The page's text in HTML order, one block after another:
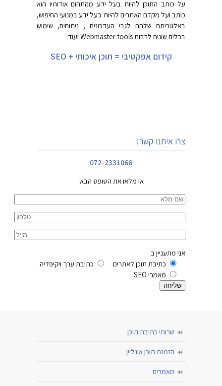
על כותב התוכן להיות בעל ידע מהתחום אודותיו הוא
כותב ועל מקדם האתרים להיות בעל ידע במנועי החיפוש,
באלגוריתם שלהם לגבי העדכונים , ניתוחים, שימוש
בכלים שונים לרבות Webmaster tools ועוד.
קידום אפקטיבי = תוכן איכותי + SEO
צרו איתנו קשר!
072-2331066
או מלאו את הטופס הבא:
אני מתעניין ב
כתיבת תוכן לאתרים
כתיבת ערך ויקיפדיה
מאמרי SEO
שרותי כתיבת תוכן
הזמנת תוכן אונליין
מאמרים